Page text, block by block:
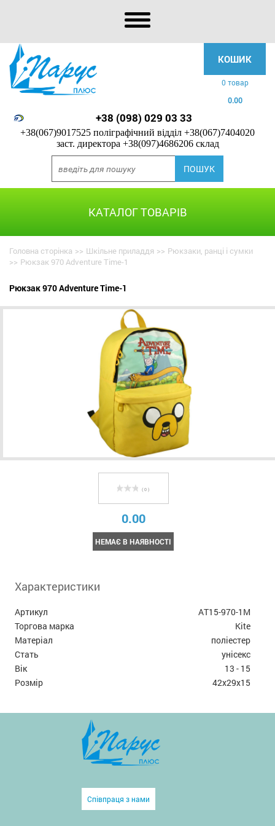
КОШИК
0 товар
0.00
+38 (098) 029 03 33
+38(067)9017525 поліграфічний відділ +38(067)7404020
заст. директора +38(097)4686206 склад
КАТАЛОГ ТОВАРІВ
Головна сторінка >> Шкільне приладдя >> Рюкзаки, ранці і сумки
>> Рюкзак 970 Adventure Time-1
Рюкзак 970 Adventure Time-1
( 0 )
0.00
НЕМАЄ В НАЯВНОСТІ
Характеристики
Артикул
AT15-970-1M
Торгова марка
Kite
Матеріал
поліестер
Стать
унісекс
Вік
13 - 15
Розмір
42х29х15
Співпраця з нами